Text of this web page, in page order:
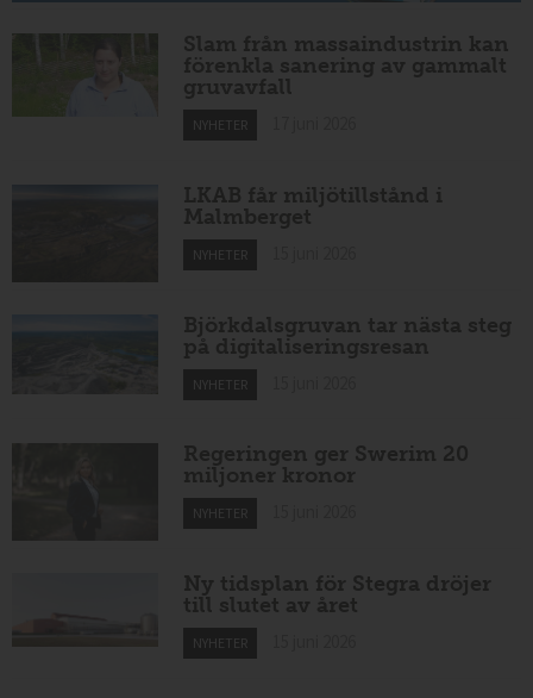
Slam från massaindustrin kan
förenkla sanering av gammalt
gruvavfall
NYHETER
LKAB får miljötillstånd i
Malmberget
NYHETER
Björkdalsgruvan tar nästa steg
på digitaliseringsresan
NYHETER
Regeringen ger Swerim 20
miljoner kronor
NYHETER
Ny tidsplan för Stegra dröjer
till slutet av året
NYHETER